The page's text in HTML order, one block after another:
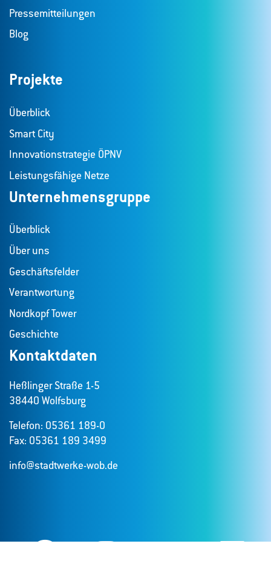
Pressemitteilungen
Blog
Projekte
Überblick
Smart City
Innovationstrategie ÖPNV
Leistungsfähige Netze
Unternehmensgruppe
Überblick
Über uns
Geschäftsfelder
Verantwortung
Nordkopf Tower
Geschichte
Kontaktdaten
Heßlinger Straße 1-5
38440 Wolfsburg
Telefon: 05361 189-0
Fax: 05361 189 3499
info@stadtwerke-wob.de